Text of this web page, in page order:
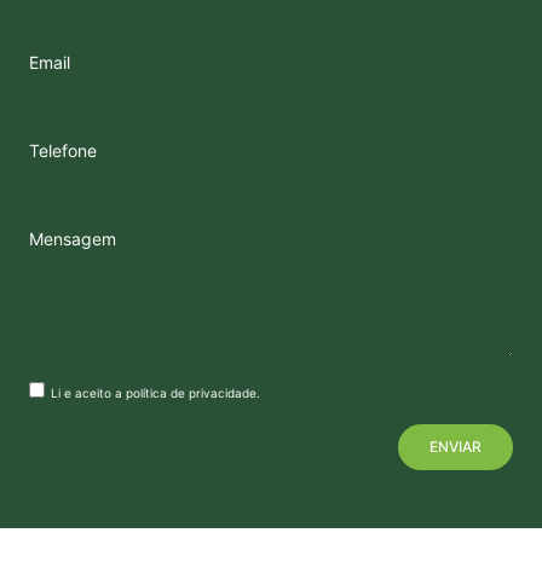
Email
Telefone
Mensagem
Li e aceito a política de privacidade